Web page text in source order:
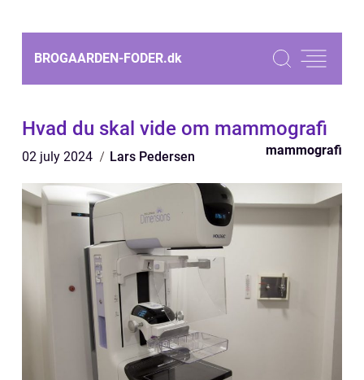
BROGAARDEN-FODER.dk
Hvad du skal vide om mammografi
02 july 2024 Lars Pedersen mammografi